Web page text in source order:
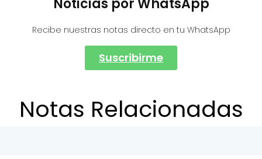
Noticias por WhatsApp
Recibe nuestras notas directo en tu WhatsApp
Suscribirme
Notas Relacionadas